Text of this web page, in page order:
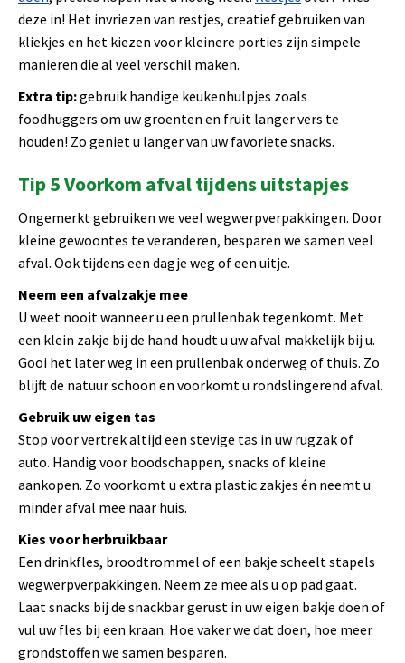
deze in! Het invriezen van restjes, creatief gebruiken van
kliekjes en het kiezen voor kleinere porties zijn simpele
manieren die al veel verschil maken.
Extra tip:gebruik handige keukenhulpjes zoals
foodhuggers om uw groenten en fruit langer vers te
houden! Zo geniet u langer van uw favoriete snacks.
Tip 5 Voorkom afval tijdens uitstapjes
Ongemerkt gebruiken we veel wegwerpverpakkingen. Door
kleine gewoontes te veranderen, besparen we samen veel
afval. Ook tijdens een dagje weg of een uitje.
Neem een afvalzakje mee
U weet nooit wanneer u een prullenbak tegenkomt. Met
een klein zakje bij de hand houdt u uw afval makkelijk bij u.
Gooi het later weg in een prullenbak onderweg of thuis. Zo
blijft de natuur schoon en voorkomt u rondslingerend afval.
Gebruik uw eigen tas
Stop voor vertrek altijd een stevige tas in uw rugzak of
auto. Handig voor boodschappen, snacks of kleine
aankopen. Zo voorkomt u extra plastic zakjes én neemt u
minder afval mee naar huis.
Kies voor herbruikbaar
Een drinkfles, broodtrommel of een bakje scheelt stapels
wegwerpverpakkingen. Neem ze mee als u op pad gaat.
Laat snacks bij de snackbar gerust in uw eigen bakje doen of
vul uw fles bij een kraan. Hoe vaker we dat doen, hoe meer
grondstoffen we samen besparen.